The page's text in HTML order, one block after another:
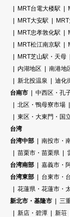
MRT台電大楼駅
MRT大安駅
MRT忠孝敦化駅
MRT松江南京駅
MRT芝山駅・天母
内湖地区
南港地
新北投温泉
迪化
台南市
中西区・孔
北区・鴨母寮市場
東区・大東門・国
台湾
台湾中部
南投市・
苗栗市・苗栗県
台湾南部
嘉義市・
台湾東部
台東市・
花蓮県・花蓮市・
新北市・基隆市
三
新店・碧潭
新荘